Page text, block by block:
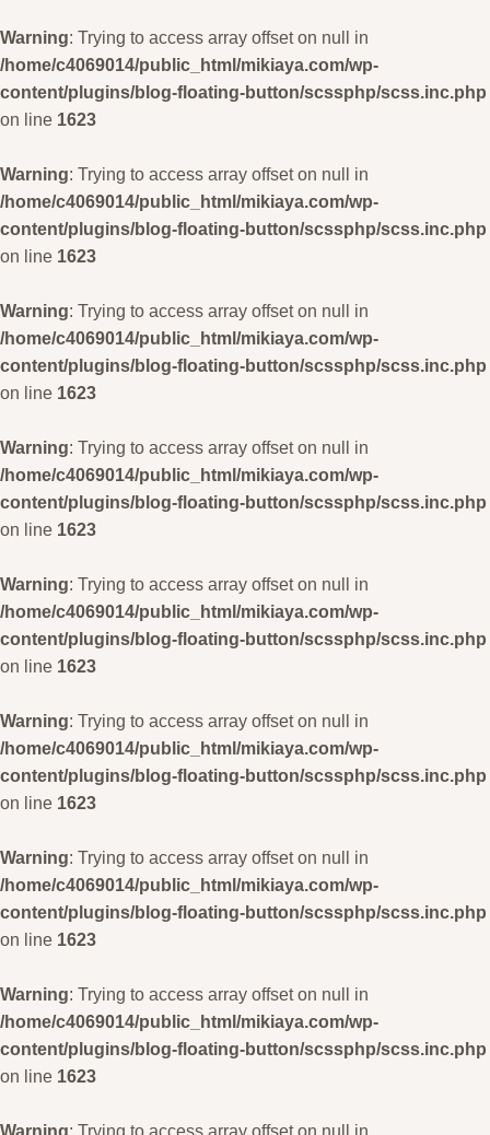
Warning: Trying to access array offset on null in
/home/c4069014/public_html/mikiaya.com/wp-
content/plugins/blog-floating-button/scssphp/scss.inc.php
on line 1623
Warning: Trying to access array offset on null in
/home/c4069014/public_html/mikiaya.com/wp-
content/plugins/blog-floating-button/scssphp/scss.inc.php
on line 1623
Warning: Trying to access array offset on null in
/home/c4069014/public_html/mikiaya.com/wp-
content/plugins/blog-floating-button/scssphp/scss.inc.php
on line 1623
Warning: Trying to access array offset on null in
/home/c4069014/public_html/mikiaya.com/wp-
content/plugins/blog-floating-button/scssphp/scss.inc.php
on line 1623
Warning: Trying to access array offset on null in
/home/c4069014/public_html/mikiaya.com/wp-
content/plugins/blog-floating-button/scssphp/scss.inc.php
on line 1623
Warning: Trying to access array offset on null in
/home/c4069014/public_html/mikiaya.com/wp-
content/plugins/blog-floating-button/scssphp/scss.inc.php
on line 1623
Warning: Trying to access array offset on null in
/home/c4069014/public_html/mikiaya.com/wp-
content/plugins/blog-floating-button/scssphp/scss.inc.php
on line 1623
Warning: Trying to access array offset on null in
/home/c4069014/public_html/mikiaya.com/wp-
content/plugins/blog-floating-button/scssphp/scss.inc.php
on line 1623
Warning: Trying to access array offset on null in